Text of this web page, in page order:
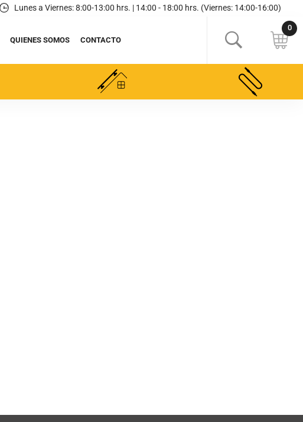
Lunes a Viernes: 8:00-13:00 hrs. | 14:00 - 18:00 hrs. (Viernes: 14:00-16:00)
QUIENES SOMOS CONTACTO